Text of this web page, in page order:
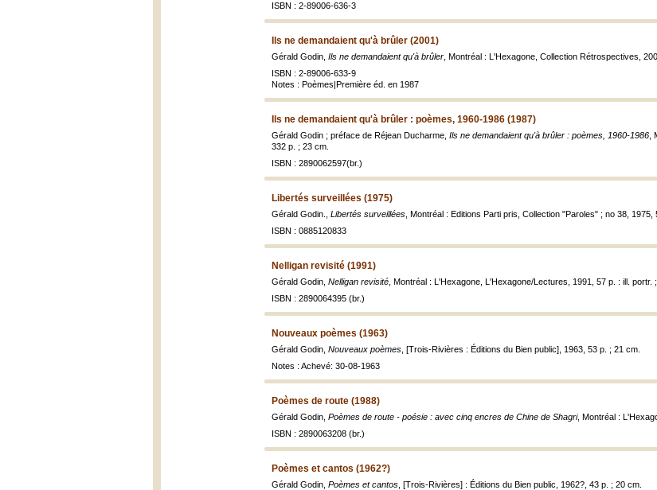
ISBN : 2-89006-636-3
Ils ne demandaient qu'à brûler (2001)
Gérald Godin, Ils ne demandaient qu'à brûler , Montréal : L'Hexagone, Collection Rétrospectives,
ISBN : 2-89006-633-9
Notes : Poèmes|Première éd. en 1987
Ils ne demandaient qu'à brûler : poèmes, 1960-1986 (1987)
Gérald Godin ; préface de Réjean Ducharme, Ils ne demandaient qu'à brûler : poèmes, 1960-1986
332 p. ; 23 cm.
ISBN : 2890062597(br.)
Libertés surveillées (1975)
Gérald Godin., Libertés surveillées , Montréal : Editions Parti pris, Collection "Paroles" ; no 38, 1975,
ISBN : 0885120833
Nelligan revisité (1991)
Gérald Godin, Nelligan revisité , Montréal : L'Hexagone, L'Hexagone/Lectures, 1991, 57 p. : ill. portr.
ISBN : 2890064395 (br.)
Nouveaux poèmes (1963)
Gérald Godin, Nouveaux poèmes , [Trois-Rivières : Éditions du Bien public], 1963, 53 p. ; 21 cm.
Notes : Achevé: 30-08-1963
Poèmes de route (1988)
Gérald Godin, Poèmes de route - poésie : avec cinq encres de Chine de Shagri, Montréal :
ISBN : 2890063208 (br.)
Poèmes et cantos (1962?)
Gérald Godin, Poèmes et cantos , [Trois-Rivières] : Éditions du Bien public, 1962?, 43 p. ; 20 cm.